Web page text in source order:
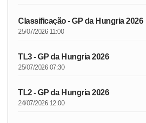
Classificação - GP da Hungria 2026
25/07/2026 11:00
TL3 - GP da Hungria 2026
25/07/2026 07:30
TL2 - GP da Hungria 2026
24/07/2026 12:00